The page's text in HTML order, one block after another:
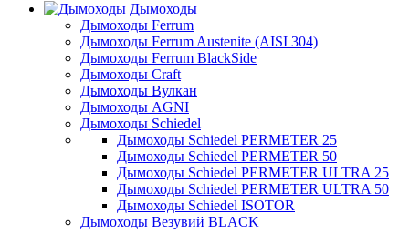
Дымоходы
Дымоходы Ferrum
Дымоходы Ferrum Austenite (AISI 304)
Дымоходы Ferrum BlackSide
Дымоходы Craft
Дымоходы Вулкан
Дымоходы AGNI
Дымоходы Schiedel
Дымоходы Schiedel PERMETER 25
Дымоходы Schiedel PERMETER 50
Дымоходы Schiedel PERMETER ULTRA 25
Дымоходы Schiedel PERMETER ULTRA 50
Дымоходы Schiedel ISOTOR
Дымоходы Везувий BLACK